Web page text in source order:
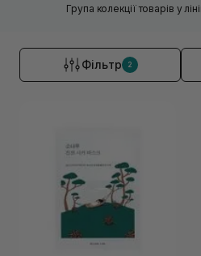
Група колекції товарів у
Фільтр 2